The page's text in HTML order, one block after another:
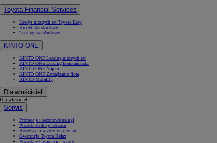
Toyota Financial Services
Kredyt niższych rat Toyota Easy
Kredyt standardowy
Leasing standardowy
KINTO ONE
KINTO ONE Leasing niższych rat
KINTO ONE Leasing konsumencki
KINTO ONE Najem
KINTO ONE Zarządzanie flotą
KINTO Mobility
Dla właścicieli
Dla właścicieli
Serwis
Promocje i sezonowe usługi
Pozostałe oferty serwisu
Rezerwacja wizyty w serwisie
Gwarancja Toyota Relax
Pozostałe Gwarancje Toyoty